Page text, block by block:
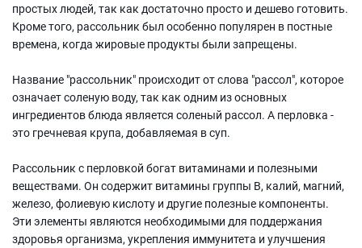
простых людей, так как достаточно просто и дешево готовить.
Кроме того, рассольник был особенно популярен в постные
времена, когда жировые продукты были запрещены.
Название "рассольник" происходит от слова "рассол", которое
означает соленую воду, так как одним из основных
ингредиентов блюда является соленый рассол. А перловка -
это гречневая крупа, добавляемая в суп.
Рассольник с перловкой богат витаминами и полезными
веществами. Он содержит витамины группы B, калий, магний,
железо, фолиевую кислоту и другие полезные компоненты.
Эти элементы являются необходимыми для поддержания
здоровья организма, укрепления иммунитета и улучшения